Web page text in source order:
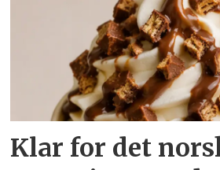
Klar for det